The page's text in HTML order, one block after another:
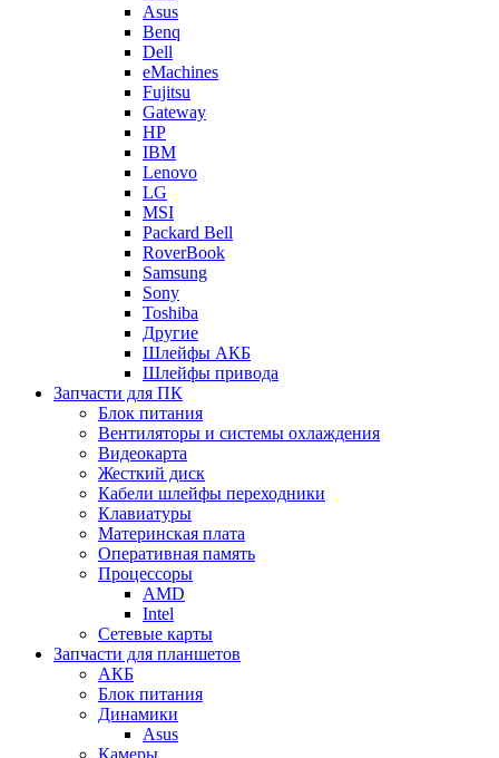
Asus
Benq
Dell
eMachines
Fujitsu
Gateway
HP
IBM
Lenovo
LG
MSI
Packard Bell
RoverBook
Samsung
Sony
Toshiba
Другие
Шлейфы АКБ
Шлейфы привода
Запчасти для ПК
Блок питания
Вентиляторы и системы охлаждения
Видеокарта
Жесткий диск
Кабели шлейфы переходники
Клавиатуры
Материнская плата
Оперативная память
Процессоры
AMD
Intel
Сетевые карты
Запчасти для планшетов
АКБ
Блок питания
Динамики
Asus
Камеры